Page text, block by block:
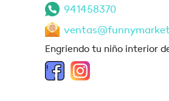
941458370
Engriendo tu niño interior